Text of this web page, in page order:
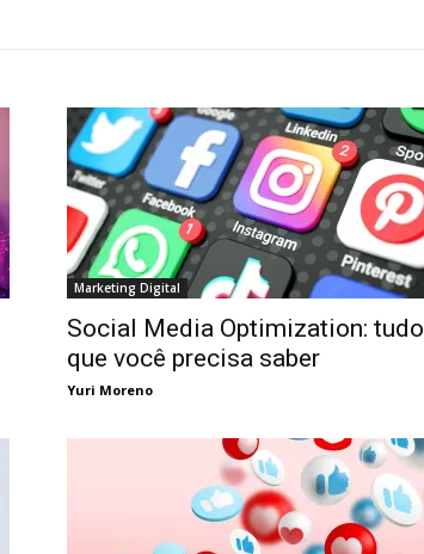
Marketing Digital
Social Media Optimization: tudo
que você precisa saber
Yuri Moreno